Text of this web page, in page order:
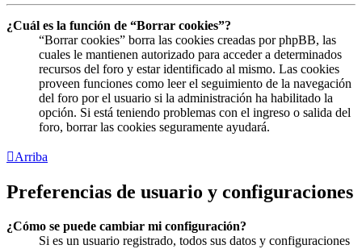
¿Cuál es la función de “Borrar cookies”?
“Borrar cookies” borra las cookies creadas por phpBB, las
cuales le mantienen autorizado para acceder a determinados
recursos del foro y estar identificado al mismo. Las cookies
proveen funciones como leer el seguimiento de la navegación
del foro por el usuario si la administración ha habilitado la
opción. Si está teniendo problemas con el ingreso o salida del
foro, borrar las cookies seguramente ayudará.
Arriba
Preferencias de usuario y configuraciones
¿Cómo se puede cambiar mi configuración?
Si es un usuario registrado, todos sus datos y configuraciones